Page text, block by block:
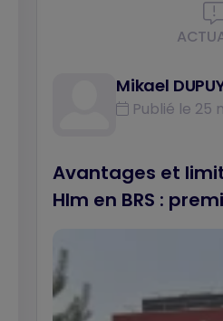
Mikael
Publié le 25
Avantages et
Hlm en BRS :